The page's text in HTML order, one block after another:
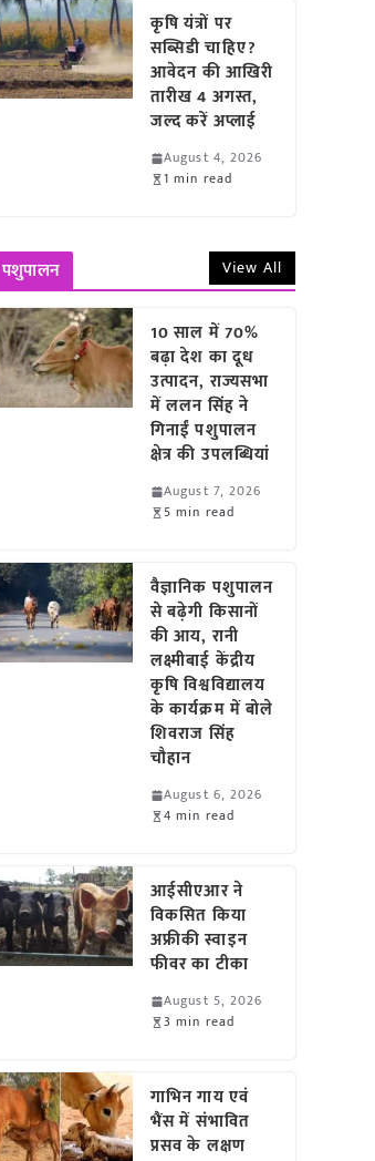
कृषि यंत्रों पर
सब्सिडी चाहिए?
आवेदन की आखिरी
तारीख 4 अगस्त,
जल्द करें अप्लाई
August 4, 2026
1 min read
पशुपालन View All
10 साल में 70%
बढ़ा देश का दूध
उत्पादन, राज्यसभा
में ललन सिंह ने
गिनाईं पशुपालन
क्षेत्र की उपलब्धियां
August 7, 2026
5 min read
वैज्ञानिक पशुपालन
से बढ़ेगी किसानों
की आय, रानी
लक्ष्मीबाई केंद्रीय
कृषि विश्वविद्यालय
के कार्यक्रम में बोले
शिवराज सिंह
चौहान
August 6, 2026
4 min read
आईसीएआर ने
विकसित किया
अफ्रीकी स्वाइन
फीवर का टीका
August 5, 2026
3 min read
गाभिन गाय एवं
भैंस में संभावित
प्रसव के लक्षण